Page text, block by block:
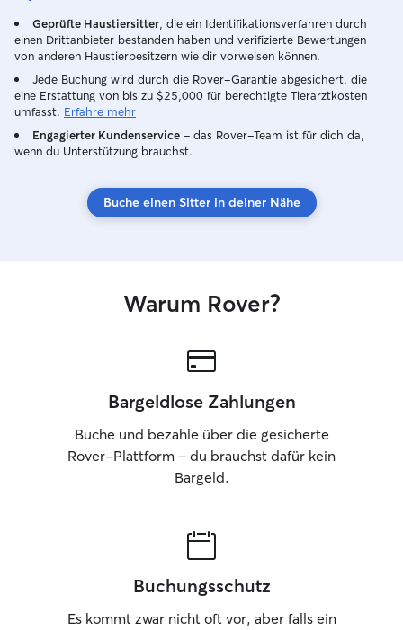
Geprüfte Haustiersitter , die ein Identifikationsverfahren durch
einen Drittanbieter bestanden haben und verifizierte Bewertungen
von anderen Haustierbesitzern wie dir vorweisen können.
Jede Buchung wird durch die Rover-Garantie abgesichert, die
eine Erstattung von bis zu $25,000 für berechtigte Tierarztkosten
umfasst. Erfahre mehr
Engagierter Kundenservice – das Rover-Team ist für dich da,
wenn du Unterstützung brauchst.
Buche einen Sitter in deiner Nähe
Warum Rover?
Bargeldlose Zahlungen
Buche und bezahle über die gesicherte
Rover-Plattform – du brauchst dafür kein
Bargeld.
Buchungsschutz
Es kommt zwar nicht oft vor, aber falls ein